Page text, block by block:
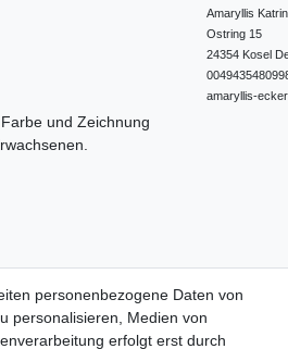
und Zeichnung
Amaryllis
Ostring 15
24354 Kosel
amaryllis-
personenbezogene Daten von
personalisieren, Medien von
erfolgt erst durch